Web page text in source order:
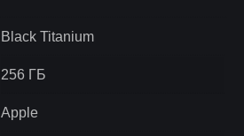
Black Titanium
256 ГБ
Apple